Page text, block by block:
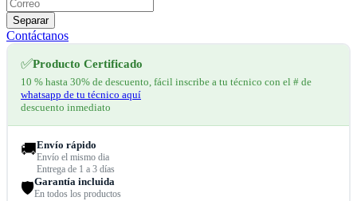
Separar
Contáctanos
✅Producto Certificado
10 % hasta 30% de descuento, fácil inscribe a tu técnico con el # de
whatsapp de tu técnico aquí
descuento inmediato
🚚Envío rápido
Envío el mismo dia
Entrega de 1 a 3 días
🛡️Garantía incluida
En todos los productos